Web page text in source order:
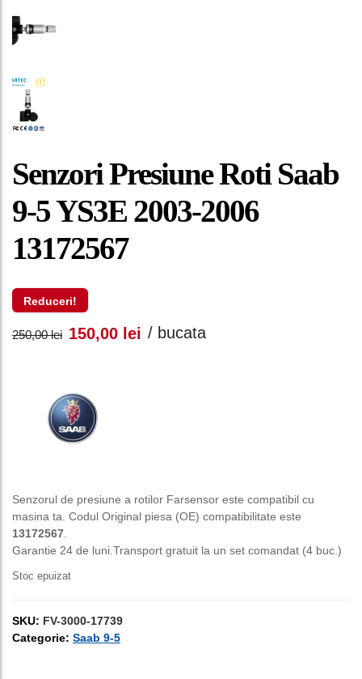
Senzori Presiune Roti Saab
9-5 YS3E 2003-2006
13172567
Reduceri!
250,00lei Prețul
a
fost:
150,00 lei Prețul
/ bucata
Senzorul de presiune a rotilor Farsensor este compatibil cu
masina ta. Codul Original piesa (OE) compatibilitate este
13172567
Garantie 24 de luni.Transport gratuit la un set comandat (4 buc.)
Stoc epuizat
SKU: FV-3000-17739
Categorie: Saab 9-5